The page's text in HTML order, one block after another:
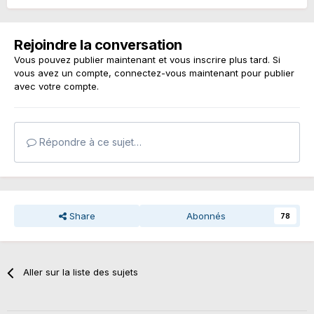
Rejoindre la conversation
Vous pouvez publier maintenant et vous inscrire plus tard. Si
vous avez un compte, connectez-vous maintenant pour publier
avec votre compte.
Répondre à ce sujet…
Share Abonnés 78
Aller sur la liste des sujets